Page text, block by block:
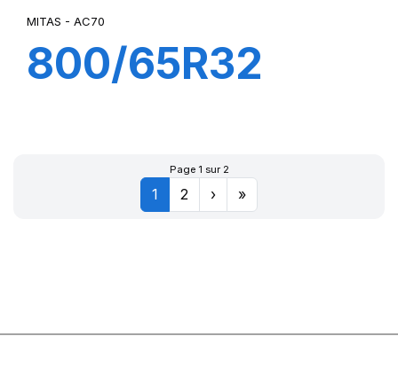
MITAS - AC70
800/65R32
Page 1 sur 2
1 2 › »